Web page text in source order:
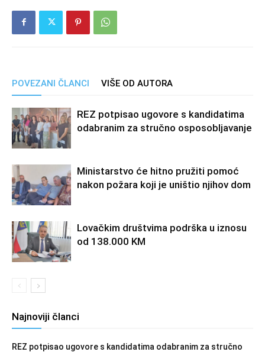
POVEZANI ČLANCI VIŠE OD AUTORA
REZ potpisao ugovore s kandidatima
odabranim za stručno osposobljavanje
Ministarstvo će hitno pružiti pomoć
nakon požara koji je uništio njihov dom
Lovačkim društvima podrška u iznosu
od 138.000 KM
Najnoviji članci
REZ potpisao ugovore s kandidatima odabranim za stručno